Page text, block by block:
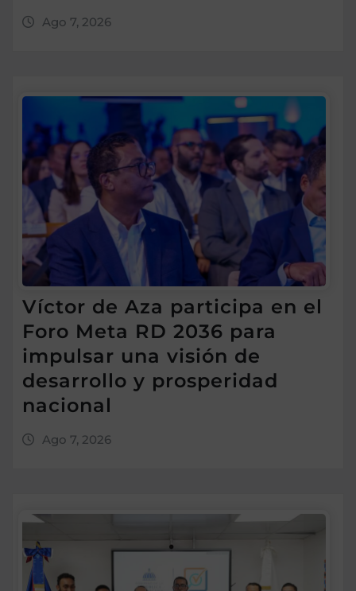
Ago 7, 2026
Víctor de Aza participa en el
Foro Meta RD 2036 para
impulsar una visión de
desarrollo y prosperidad
nacional
Ago 7, 2026